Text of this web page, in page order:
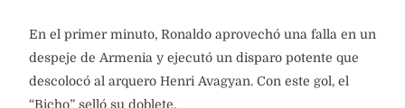
En el primer minuto, Ronaldo aprovechó una falla en un
despeje de Armenia y ejecutó un disparo potente que
descolocó al arquero Henri Avagyan. Con este gol, el
“Bicho” selló su doblete.